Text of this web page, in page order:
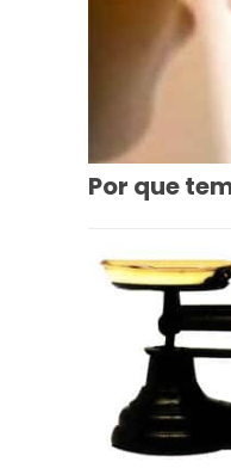
Por que